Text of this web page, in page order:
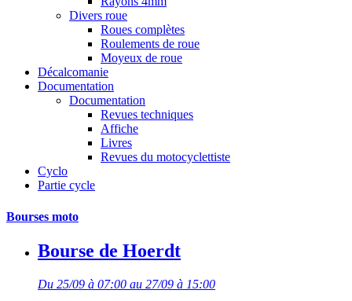
Divers roue
Roues complètes
Roulements de roue
Moyeux de roue
Décalcomanie
Documentation
Documentation
Revues techniques
Affiche
Livres
Revues du motocyclettiste
Cyclo
Partie cycle
Bourses moto
Bourse de Hoerdt
Du 25/09 à 07:00 au 27/09 à 15:00